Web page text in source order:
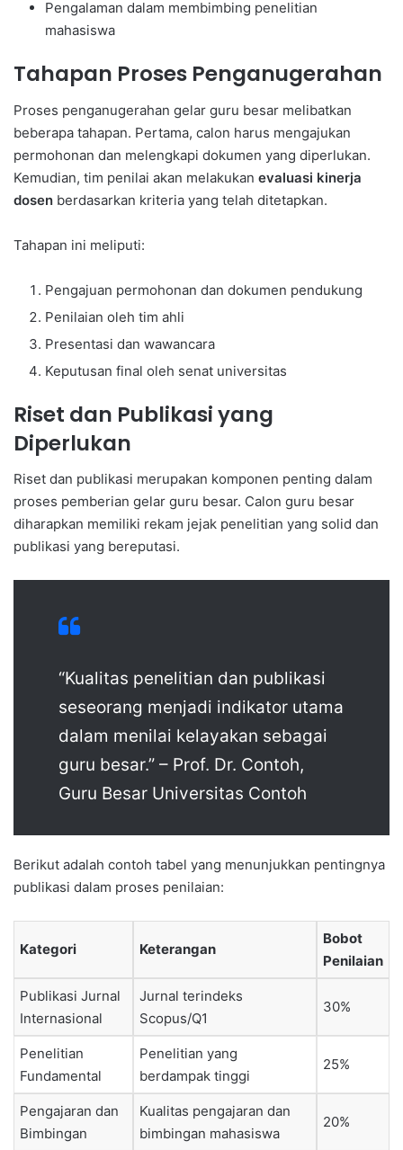
Pengalaman dalam membimbing penelitian
mahasiswa
Tahapan Proses Penganugerahan
Proses penganugerahan gelar guru besar melibatkan
beberapa tahapan. Pertama, calon harus mengajukan
permohonan dan melengkapi dokumen yang diperlukan.
Kemudian, tim penilai akan melakukan evaluasi kinerja
dosen berdasarkan kriteria yang telah ditetapkan.
Tahapan ini meliputi:
Pengajuan permohonan dan dokumen pendukung
Penilaian oleh tim ahli
Presentasi dan wawancara
Keputusan final oleh senat universitas
Riset dan Publikasi yang
Diperlukan
Riset dan publikasi merupakan komponen penting dalam
proses pemberian gelar guru besar. Calon guru besar
diharapkan memiliki rekam jejak penelitian yang solid dan
publikasi yang bereputasi.
“Kualitas penelitian dan publikasi
seseorang menjadi indikator utama
dalam menilai kelayakan sebagai
guru besar.” – Prof. Dr. Contoh,
Guru Besar Universitas Contoh
Berikut adalah contoh tabel yang menunjukkan pentingnya
publikasi dalam proses penilaian:
Kategori Keterangan
Bobot
Penilaian
Publikasi Jurnal
Internasional
Jurnal terindeks
Scopus/Q1
30%
Penelitian
Fundamental
Penelitian yang
berdampak tinggi
25%
Pengajaran dan
Bimbingan
Kualitas pengajaran dan
bimbingan mahasiswa
20%